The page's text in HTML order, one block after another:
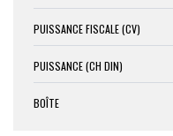
PUISSANCE FISCALE (CV)
PUISSANCE (CH DIN)
BOÎTE